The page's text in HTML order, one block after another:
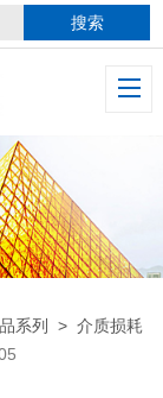
系列 >介质损耗